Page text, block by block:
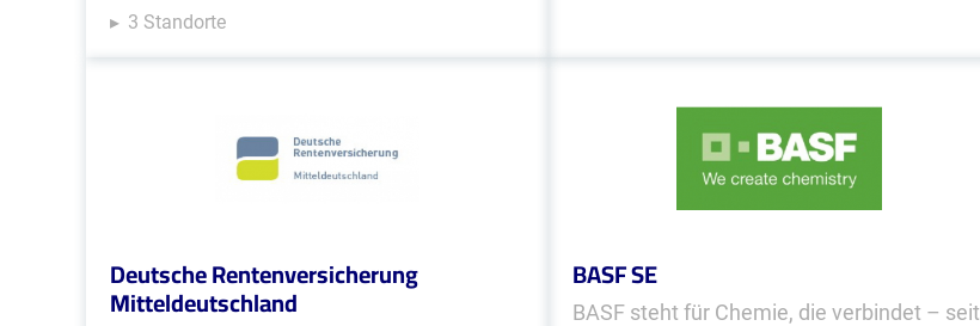
3 Standorte
Deutsche Rentenversicherung
Mitteldeutschland
BASF SE
BASF steht für Chemie, die verbindet – seit